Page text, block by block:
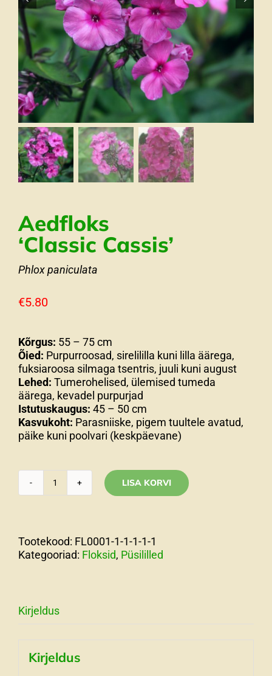
Aedfloks
‘Classic Cassis’
Phlox paniculata
€5.80
Kõrgus: 55 – 75 cm
Õied: Purpurroosad, sirelililla kuni lilla äärega,
fuksiaroosa silmaga tsentris, juuli kuni august
Lehed: Tumerohelised, ülemised tumeda
äärega, kevadel purpurjad
Istutuskaugus: 45 – 50 cm
Kasvukoht: Parasniiske, pigem tuultele avatud,
päike kuni poolvari (keskpäevane)
Aedfloks
paniculata
kogus
LISA KORVI
Tootekood: FL0001-1-1-1-1-1
Kategooriad: Floksid, Püsililled
Kirjeldus
Kirjeldus